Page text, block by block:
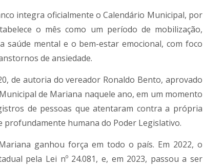
integra oficialmente o Calendário Municipal, por
o mês como um período de mobilização,
saúde mental e o bem-estar emocional, com foco
de ansiedade.
de autoria do vereador Ronaldo Bento, aprovado
de Mariana naquele ano, em um momento
de pessoas que atentaram contra a própria
profundamente humana do Poder Legislativo.
ganhou força em todo o país. Em 2022, o
pela Lei nº 24.081, e, em 2023, passou a ser